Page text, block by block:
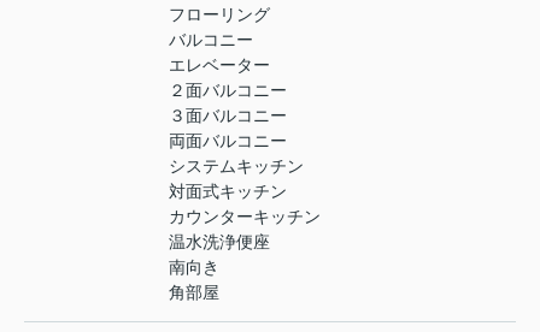
フローリング
バルコニー
エレベーター
２面バルコニー
３面バルコニー
両面バルコニー
システムキッチン
対面式キッチン
カウンターキッチン
温水洗浄便座
南向き
角部屋